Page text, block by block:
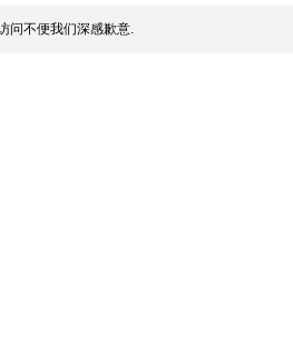
问不便我们深感歉意.